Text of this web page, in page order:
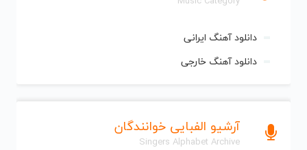
دانلود آهنگ ایرانی
دانلود آهنگ خارجی
آرشیو الفبایی خوانندگان
Singers Alphabet Archive